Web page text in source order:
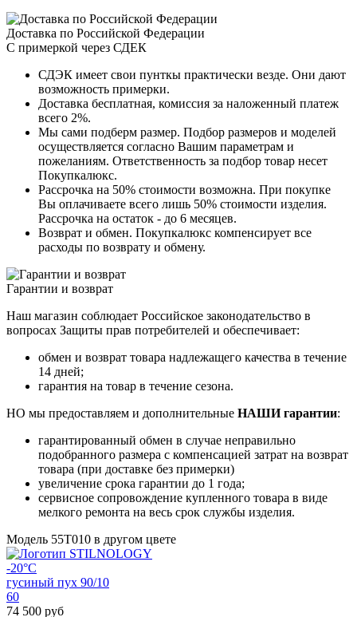
Доставка по Российской Федерации
С примеркой через СДЕК
СДЭК имеет свои пунткы практически везде. Они дают
возможность примерки.
Доставка бесплатная, комиссия за наложенный платеж
всего 2%.
Мы сами подберм размер. Подбор размеров и моделей
осуществляется согласно Вашим параметрам и
пожеланиям. Ответственность за подбор товар несет
Покупкалюкс.
Рассрочка на 50% стоимости возможна. При покупке
Вы оплачиваете всего лишь 50% стоимости изделия.
Рассрочка на остаток - до 6 месяцев.
Возврат и обмен. Покупкалюкс компенсирует все
расходы по возврату и обмену.
Гарантии и возврат
Наш магазин соблюдает Российское законодательство в
вопросах Защиты прав потребителей и обеспечивает:
обмен и возврат товара надлежащего качества в течение
14 дней;
гарантия на товар в течение сезона.
НО мы предоставляем и дополнительные НАШИ гарантии:
гарантированный обмен в случае неправильно
подобранного размера с компенсацией затрат на возврат
товара (при доставке без примерки)
увеличение срока гарантии до 1 года;
сервисное сопровождение купленного товара в виде
мелкого ремонта на весь срок службы изделия.
Модель 55T010 в другом цвете
-20°C
гусиный пух 90/10
60
74 500 руб